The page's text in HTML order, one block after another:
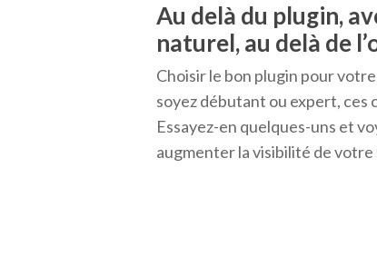
Au delà du plugin,
naturel, au delà de
Choisir le bon plugin pour
soyez débutant ou expert,
Essayez-en quelques-uns et
augmenter la visibilité de